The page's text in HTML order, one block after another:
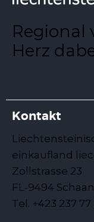
Regional
Herz
Kontakt
einkaufland
Zollstrasse 23
FL-9494 Schaan
Tel. +423 237 77